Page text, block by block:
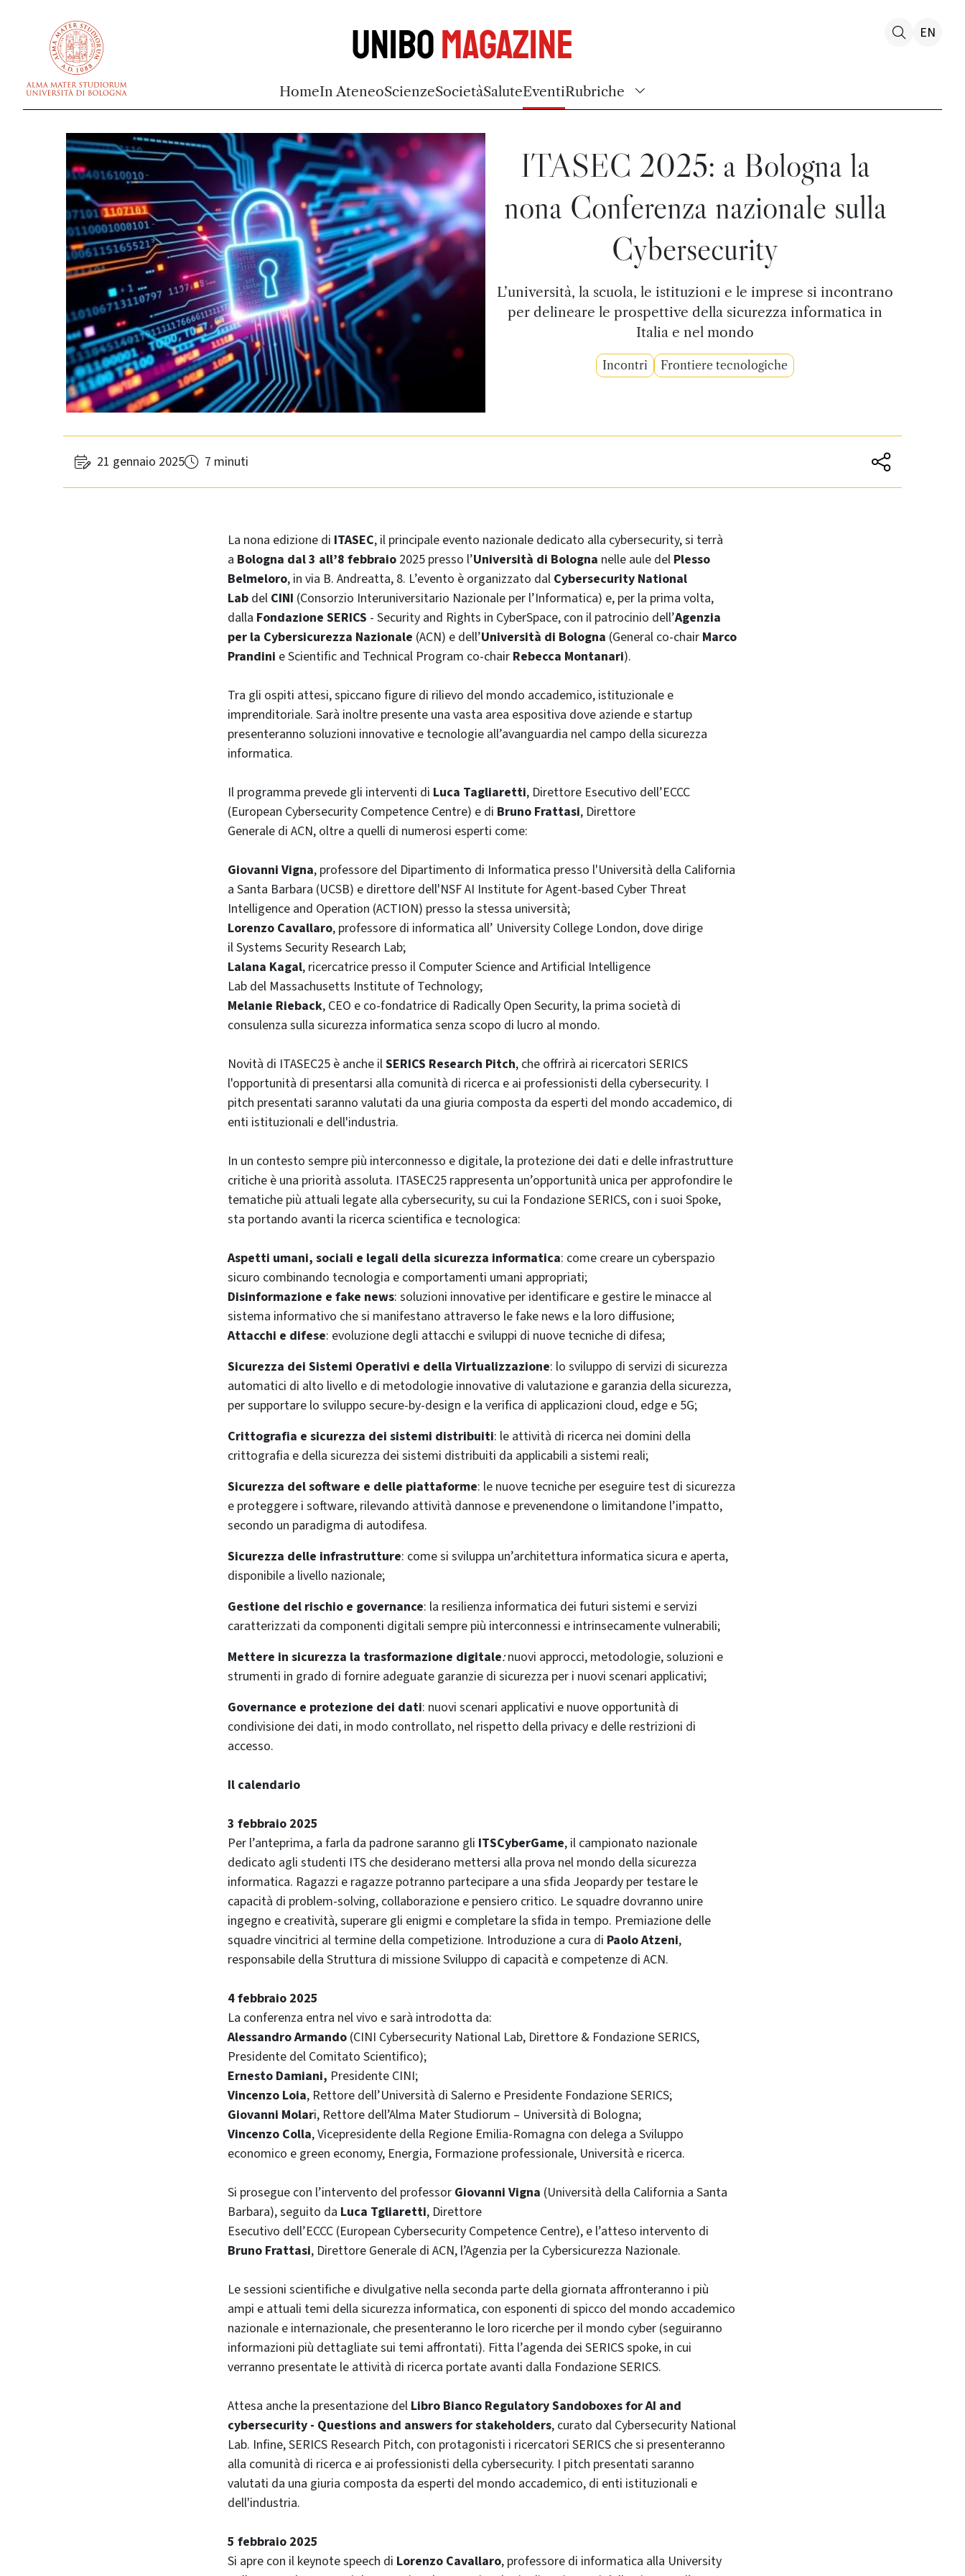
UniboMagazine
HomeIn AteneoScienzeSocietàSaluteEventiRubriche
EN
ITASEC 2025: a Bologna la
nona Conferenza nazionale sulla
Cybersecurity
L’università, la scuola, le istituzioni e le imprese si incontrano
per delineare le prospettive della sicurezza informatica in
Italia e nel mondo
Incontri Frontiere tecnologiche
21 gennaio 2025 7 minuti
La nona edizione di ITASEC, il principale evento nazionale dedicato alla cybersecurity, si terrà
a Bologna dal 3 all’8 febbraio 2025 presso l’Università di Bologna nelle aule del Plesso
Belmeloro, in via B. Andreatta, 8. L’evento è organizzato dal Cybersecurity National
Lab del CINI (Consorzio Interuniversitario Nazionale per l’Informatica) e, per la prima volta,
dalla Fondazione SERICS - Security and Rights in CyberSpace, con il patrocinio dell’Agenzia
per la Cybersicurezza Nazionale (ACN) e dell’Università di Bologna (General co-chair Marco
Prandini e Scientific and Technical Program co-chair Rebecca Montanari).
Tra gli ospiti attesi, spiccano figure di rilievo del mondo accademico, istituzionale e
imprenditoriale. Sarà inoltre presente una vasta area espositiva dove aziende e startup
presenteranno soluzioni innovative e tecnologie all’avanguardia nel campo della sicurezza
informatica.
Il programma prevede gli interventi di Luca Tagliaretti, Direttore Esecutivo dell’ECCC
(European Cybersecurity Competence Centre) e di Bruno Frattasi, Direttore
Generale di ACN, oltre a quelli di numerosi esperti come:
Giovanni Vigna, professore del Dipartimento di Informatica presso l'Università della California
a Santa Barbara (UCSB) e direttore dell'NSF AI Institute for Agent-based Cyber Threat
Intelligence and Operation (ACTION) presso la stessa università;
Lorenzo Cavallaro, professore di informatica all’ University College London, dove dirige
il Systems Security Research Lab;
Lalana Kagal, ricercatrice presso il Computer Science and Artificial Intelligence
Lab del Massachusetts Institute of Technology;
Melanie Rieback, CEO e co-fondatrice di Radically Open Security, la prima società di
consulenza sulla sicurezza informatica senza scopo di lucro al mondo.
Novità di ITASEC25 è anche ilSERICS Research Pitch, che offrirà ai ricercatori SERICS
l'opportunità di presentarsi alla comunità di ricerca e ai professionisti della cybersecurity. I
pitch presentati saranno valutati da una giuria composta da esperti del mondo accademico, di
enti istituzionali e dell'industria.
In un contesto sempre più interconnesso e digitale, la protezione dei dati e delle infrastrutture
critiche è una priorità assoluta. ITASEC25 rappresenta un’opportunità unica per approfondire le
tematiche più attuali legate alla cybersecurity, su cui la Fondazione SERICS, con i suoi Spoke,
sta portando avanti la ricerca scientifica e tecnologica:
Aspetti umani, sociali e legali della sicurezza informatica: come creare un cyberspazio
sicuro combinando tecnologia e comportamenti umani appropriati;
Disinformazione e fake news: soluzioni innovative per identificare e gestire le minacce al
sistema informativo che si manifestano attraverso le fake news e la loro diffusione;
Attacchi e difese: evoluzione degli attacchi e sviluppi di nuove tecniche di difesa;
Sicurezza dei Sistemi Operativi e della Virtualizzazione: lo sviluppo di servizi di sicurezza
automatici di alto livello e di metodologie innovative di valutazione e garanzia della sicurezza,
per supportare lo sviluppo secure-by-design e la verifica di applicazioni cloud, edge e 5G;
Crittografia e sicurezza dei sistemi distribuiti: le attività di ricerca nei domini della
crittografia e della sicurezza dei sistemi distribuiti da applicabili a sistemi reali;
Sicurezza del software e delle piattaforme: le nuove tecniche per eseguire test di sicurezza
e proteggere i software, rilevando attività dannose e prevenendone o limitandone l’impatto,
secondo un paradigma di autodifesa.
Sicurezza delle infrastrutture: come si sviluppa un’architettura informatica sicura e aperta,
disponibile a livello nazionale;
Gestione del rischio e governance: la resilienza informatica dei futuri sistemi e servizi
caratterizzati da componenti digitali sempre più interconnessi e intrinsecamente vulnerabili;
Mettere in sicurezza la trasformazione digitale:nuovi approcci, metodologie, soluzioni e
strumenti in grado di fornire adeguate garanzie di sicurezza per i nuovi scenari applicativi;
Governance e protezione dei dati: nuovi scenari applicativi e nuove opportunità di
condivisione dei dati, in modo controllato, nel rispetto della privacy e delle restrizioni di
accesso.
Il calendario
3 febbraio 2025
Per l’anteprima, a farla da padrone saranno gli ITSCyberGame, il campionato nazionale
dedicato agli studenti ITS che desiderano mettersi alla prova nel mondo della sicurezza
informatica. Ragazzi e ragazze potranno partecipare a una sfida Jeopardy per testare le
capacità di problem-solving, collaborazione e pensiero critico. Le squadre dovranno unire
ingegno e creatività, superare gli enigmi e completare la sfida in tempo. Premiazione delle
squadre vincitrici al termine della competizione. Introduzione a cura di Paolo Atzeni,
responsabile della Struttura di missione Sviluppo di capacità e competenze di ACN.
4 febbraio 2025
La conferenza entra nel vivo e sarà introdotta da:
Alessandro Armando (CINI Cybersecurity National Lab, Direttore & Fondazione SERICS,
Presidente del Comitato Scientifico);
Ernesto Damiani, Presidente CINI;
Vincenzo Loia, Rettore dell’Università di Salerno e Presidente Fondazione SERICS;
Giovanni Molari, Rettore dell’Alma Mater Studiorum – Università di Bologna;
Vincenzo Colla, Vicepresidente della Regione Emilia-Romagna con delega a Sviluppo
economico e green economy, Energia, Formazione professionale, Università e ricerca.
Si prosegue con l’intervento del professor Giovanni Vigna (Università della California a Santa
Barbara), seguito da Luca Tgliaretti, Direttore
Esecutivo dell’ECCC (European Cybersecurity Competence Centre), e l’atteso intervento di
Bruno Frattasi, Direttore Generale di ACN, l’Agenzia per la Cybersicurezza Nazionale.
Le sessioni scientifiche e divulgative nella seconda parte della giornata affronteranno i più
ampi e attuali temi della sicurezza informatica, con esponenti di spicco del mondo accademico
nazionale e internazionale, che presenteranno le loro ricerche per il mondo cyber (seguiranno
informazioni più dettagliate sui temi affrontati). Fitta l’agenda dei SERICS spoke, in cui
verranno presentate le attività di ricerca portate avanti dalla Fondazione SERICS.
Attesa anche la presentazione del Libro Bianco Regulatory Sandoboxes for AI and
cybersecurity - Questions and answers for stakeholders, curato dal Cybersecurity National
Lab. Infine, SERICS Research Pitch, con protagonisti i ricercatori SERICS che si presenteranno
alla comunità di ricerca e ai professionisti della cybersecurity. I pitch presentati saranno
valutati da una giuria composta da esperti del mondo accademico, di enti istituzionali e
dell'industria.
5 febbraio 2025
Si apre con il keynote speech di Lorenzo Cavallaro, professore di informatica alla University